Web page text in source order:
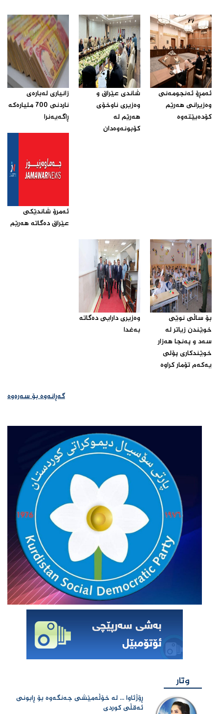
ئه‌مڕۆ ئه‌نجومه‌نی
وه‌زیرانی هه‌رێم
كۆده‌بێته‌وه‌‌
شاندی عێراق و
وه‌زیری ناوخۆی
هه‌رێم له‌
كۆبونه‌وه‌دان‌
زانیاری له‌باره‌ی
ناردنی 700 ملیاره‌كه‌
ڕاگه‌یه‌نرا‌
ئه‌مرۆ شاندێكی
عێراق ده‌گاته‌ هه‌رێم ‌
بۆ ساڵی نوێی
خوێندن زیاتر له‌
سه‌د و په‌نجا هه‌زار
خوێندكاری پۆلی
یه‌كه‌م تۆمار كراوه‌‌
وه‌زیری دارایی ده‌گاته‌
به‌غدا‌
گەڕانەوە بۆ سەرەوە
وتار
ڕۆژئاوا ... لە خۆڵەمێشی جەنگەوە بۆ ڕابونی
ئەقڵی کوردی